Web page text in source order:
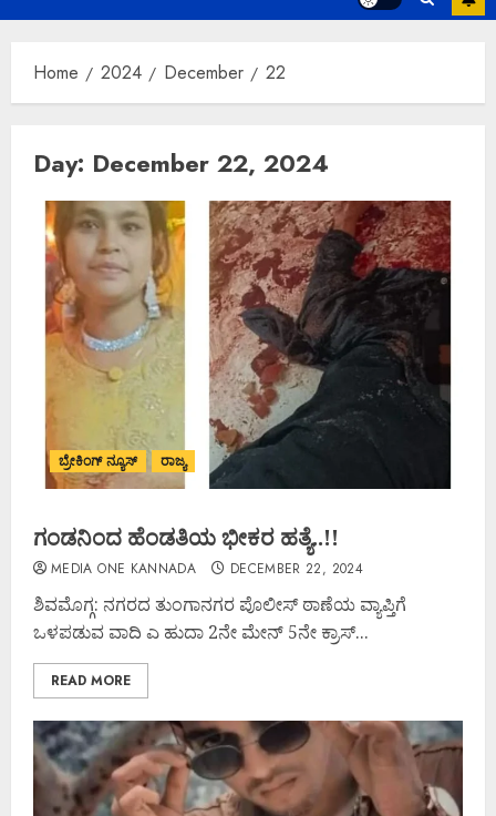
Home 2024 December 22
Day: December 22, 2024
ಬ್ರೇಕಿಂಗ್ ನ್ಯೂಸ್ ರಾಜ್ಯ
ಗಂಡನಿಂದ ಹೆಂಡತಿಯ ಭೀಕರ ಹತ್ಯೆ..!!
MEDIA ONE KANNADA DECEMBER 22, 2024
ಶಿವಮೊಗ್ಗ: ನಗರದ ತುಂಗಾನಗರ ಪೊಲೀಸ್ ಠಾಣೆಯ ವ್ಯಾಪ್ತಿಗೆ
ಒಳಪಡುವ ವಾದಿ ಎ ಹುದಾ 2ನೇ ಮೇನ್ 5ನೇ ಕ್ರಾಸ್...
READ MORE